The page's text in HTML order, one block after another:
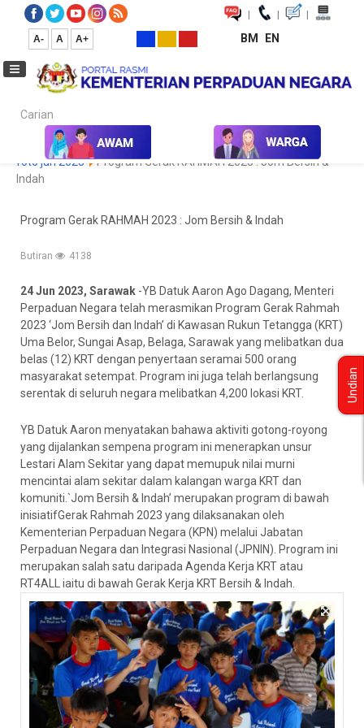
| | |
A- A A+ BM EN
Carian...
Laman Utama Media Koleksi Media Foto
Galeri Foto
foto jun 2023
Program Gerak RAHMAH 2023 : Jom Bersih &
Indah
Program Gerak RAHMAH 2023 : Jom Bersih & Indah
Butiran 4138
24 Jun 2023, Sarawak -YB Datuk Aaron Ago Dagang, Menteri
Perpaduan Negara telah merasmikan Program Gerak Rahmah
2023 ‘Jom Bersih dan Indah’ di Kawasan Rukun Tetangga (KRT)
Uma Belor, Sungai Asap, Belaga, Sarawak yang melibatkan dua
belas (12) KRT dengan penyertaan seramai 500 orang
masyarakat setempat. Program ini juga telah berlangsung
serentak di seluruh negara melibatkan 4,200 lokasi KRT.
YB Datuk Aaron menyatakan bahawa aktiviti gotong-royong
yang dijalankan sempena program ini menerapkan unsur
Lestari Alam Sekitar yang dapat memupuk nilai murni
mencintai alam sekitar dalam kalangan warga KRT dan
komuniti.`Jom Bersih & Indah’ merupakan program di bawah
inisiatifGerak Rahmah 2023 yang dilaksanakan oleh
Kementerian Perpaduan Negara (KPN) melalui Jabatan
Perpaduan Negara dan Integrasi Nasional (JPNIN). Program ini
merupakan salah satu daripada Agenda Kerja KRT atau
RT4ALL iaitu di bawah Gerak Kerja KRT Bersih & Indah.
Undian